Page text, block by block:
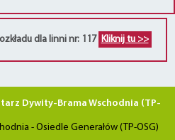
dla linni nr: 117 Kliknij tu >>
Dywity-Brama Wschodnia (TP-
- Osiedle Generałów (TP-OSG)